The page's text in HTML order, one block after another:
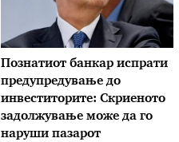
Познатиот банкар испрати
предупредување до
инвеститорите: Скриеното
задолжување може да го
наруши пазарот